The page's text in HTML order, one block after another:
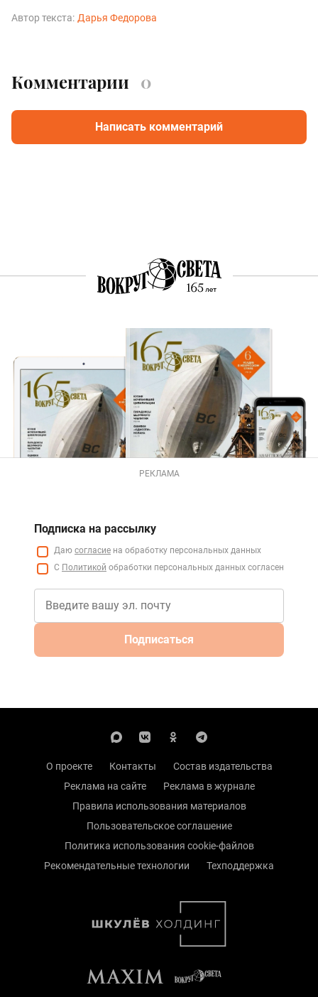
Автор текста: Дарья Федорова
Комментарии 0
Написать комментарий
РЕКЛАМА
Подписка на рассылку
Даю согласие на обработку персональных данных
С Политикой обработки персональных данных согласен
Подписаться
О проекте Контакты
Состав издательства
Реклама на сайте
Реклама в журнале
Правила использования материалов
Пользовательское соглашение
Политика использования cookie-файлов
Рекомендательные технологии
Техподдержка